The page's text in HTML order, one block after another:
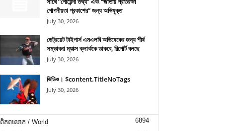
গোপনীয়তা প্রকাশের” জন্য অভিযুক্ত
July 30, 2026
ডেট্রয়েট টাইগার্স এমএলবি অভিষেকের জন্য শীর্ষ
সম্ভাবনা ম্যাক্স ক্লার্ককে ডাকবে, রিপোর্ট বলছে
July 30, 2026
ভিডিও। $content.TitleNoTags
July 30, 2026
ពិភពលោក / World 6894